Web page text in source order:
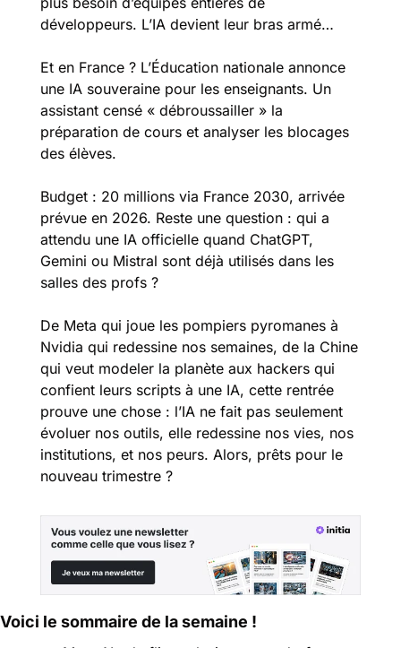
développeurs. L’IA devient leur bras armé…
Et en France ? L’Éducation nationale annonce
une IA souveraine pour les enseignants. Un
assistant censé « débroussailler » la
préparation de cours et analyser les blocages
des élèves.
Budget : 20 millions via France 2030, arrivée
prévue en 2026. Reste une question : qui a
attendu une IA officielle quand ChatGPT,
Gemini ou Mistral sont déjà utilisés dans les
salles des profs ?
De Meta qui joue les pompiers pyromanes à
Nvidia qui redessine nos semaines, de la Chine
qui veut modeler la planète aux hackers qui
confient leurs scripts à une IA, cette rentrée
prouve une chose : l’IA ne fait pas seulement
évoluer nos outils, elle redessine nos vies, nos
institutions, et nos peurs. Alors, prêts pour le
nouveau trimestre ?
Voici le sommaire de la semaine !